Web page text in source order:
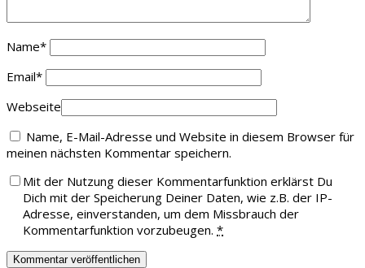
Name*
Email*
Webseite
Name, E-Mail-Adresse und Website in diesem Browser für
meinen nächsten Kommentar speichern.
Mit der Nutzung dieser Kommentarfunktion erklärst Du
Dich mit der Speicherung Deiner Daten, wie z.B. der IP-
Adresse, einverstanden, um dem Missbrauch der
Kommentarfunktion vorzubeugen. *